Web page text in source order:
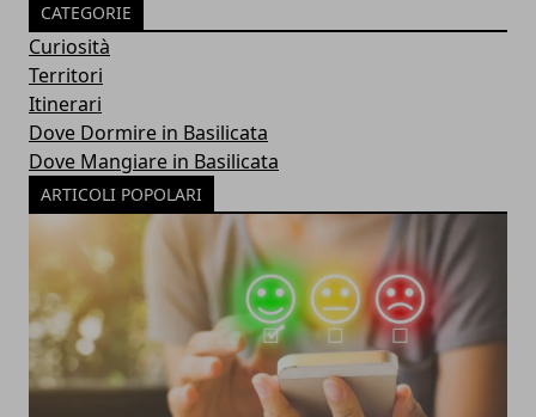
CATEGORIE
Curiosità
Territori
Itinerari
Dove Dormire in Basilicata
Dove Mangiare in Basilicata
ARTICOLI POPOLARI